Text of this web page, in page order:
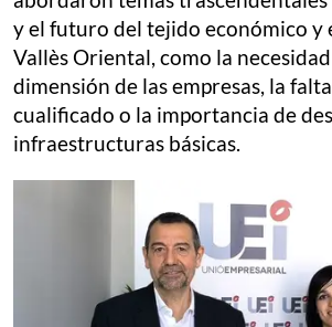
y el futuro del tejido económico y
Vallès Oriental, como la
dimensión de las empresas, la
cualificado o la importancia de
infraestructuras básicas.